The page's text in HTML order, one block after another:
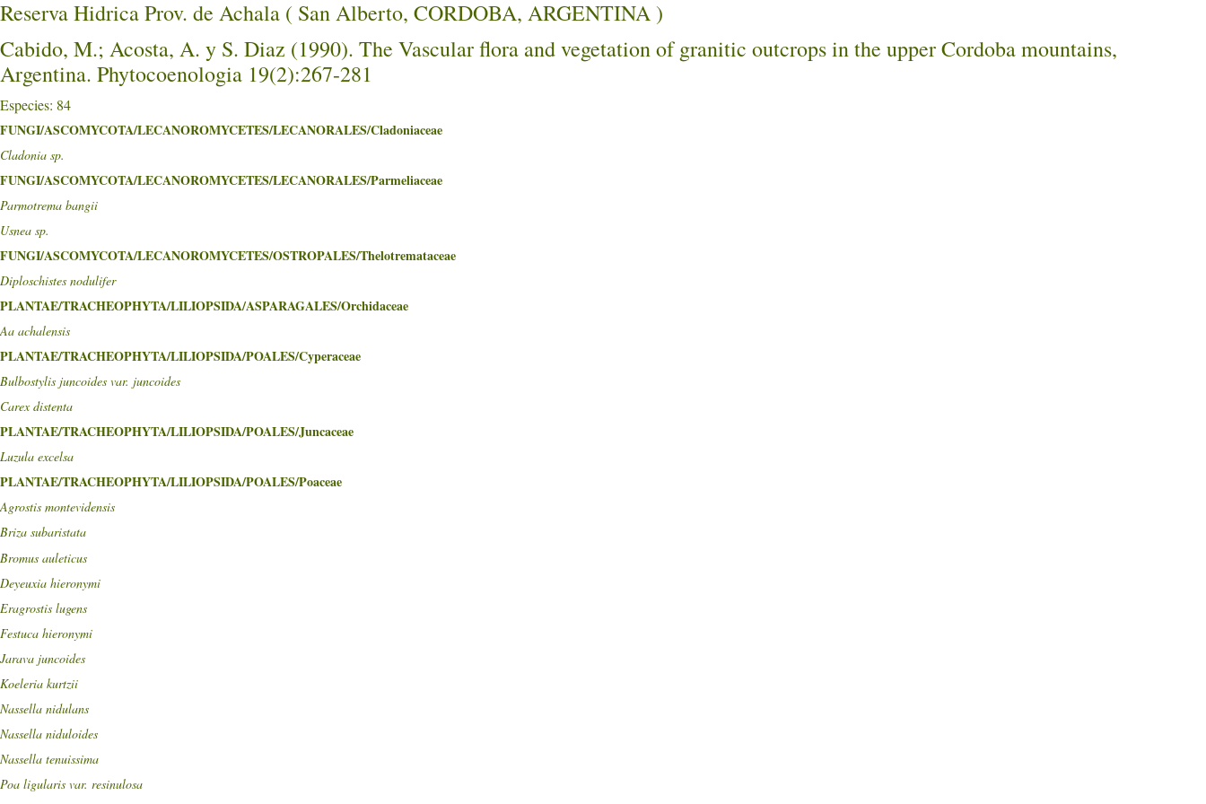
Reserva Hidrica Prov. de Achala ( San Alberto, CORDOBA, ARGENTINA )
Cabido, M.; Acosta, A. y S. Diaz (1990). The Vascular flora and vegetation of granitic outcrops in the upper Cordoba mountains,
Argentina. Phytocoenologia 19(2):267-281
Especies: 84
FUNGI/ASCOMYCOTA/LECANOROMYCETES/LECANORALES/Cladoniaceae
Cladonia sp.
FUNGI/ASCOMYCOTA/LECANOROMYCETES/LECANORALES/Parmeliaceae
Parmotrema bangii
Usnea sp.
FUNGI/ASCOMYCOTA/LECANOROMYCETES/OSTROPALES/Thelotremataceae
Diploschistes nodulifer
PLANTAE/TRACHEOPHYTA/LILIOPSIDA/ASPARAGALES/Orchidaceae
Aa achalensis
PLANTAE/TRACHEOPHYTA/LILIOPSIDA/POALES/Cyperaceae
Bulbostylis juncoides var. juncoides
Carex distenta
PLANTAE/TRACHEOPHYTA/LILIOPSIDA/POALES/Juncaceae
Luzula excelsa
PLANTAE/TRACHEOPHYTA/LILIOPSIDA/POALES/Poaceae
Agrostis montevidensis
Briza subaristata
Bromus auleticus
Deyeuxia hieronymi
Eragrostis lugens
Festuca hieronymi
Jarava juncoides
Koeleria kurtzii
Nassella nidulans
Nassella niduloides
Nassella tenuissima
Poa ligularis var. resinulosa